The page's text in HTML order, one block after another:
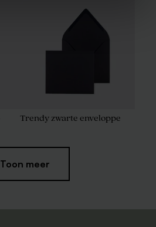
Trendy zwarte enveloppe
Toon meer